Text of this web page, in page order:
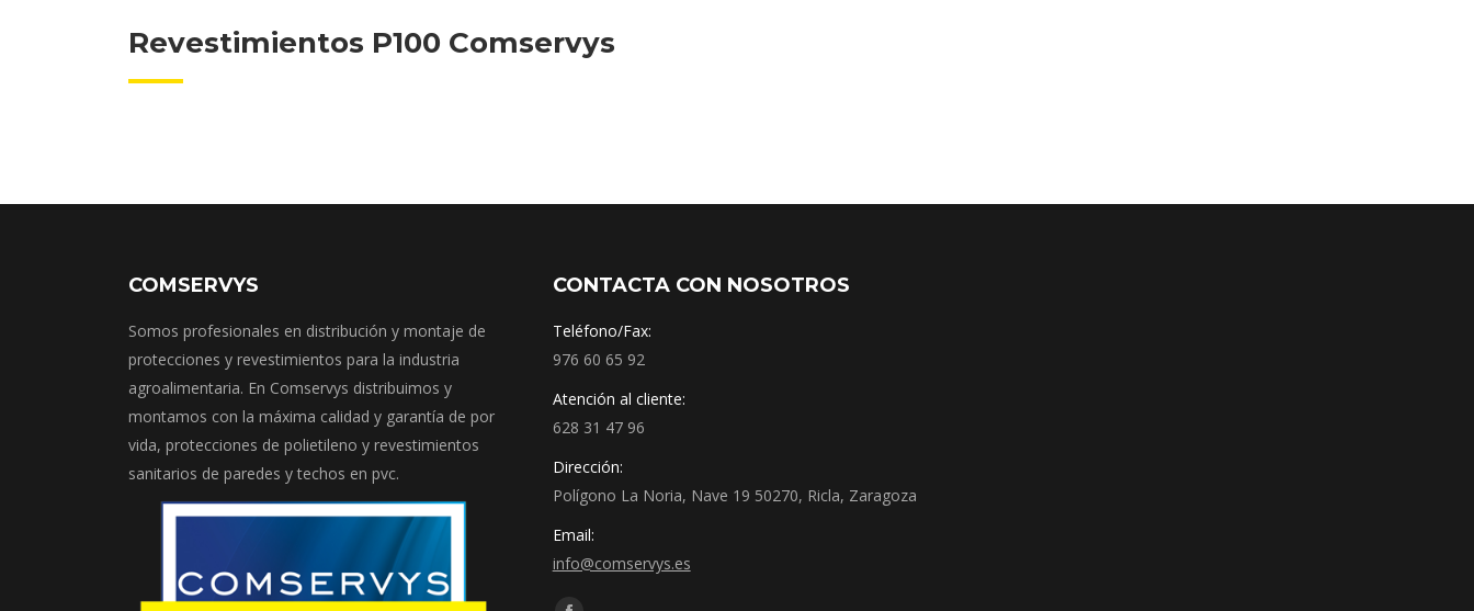
Revestimientos P100 Comservys
COMSERVYS
Somos profesionales en distribución y montaje de
protecciones y revestimientos para la industria
agroalimentaria. En Comservys distribuimos y
montamos con la máxima calidad y garantía de por
vida, protecciones de polietileno y revestimientos
sanitarios de paredes y techos en pvc.
CONTACTA CON NOSOTROS
Teléfono/Fax:
976 60 65 92
Atención al cliente:
628 31 47 96
Dirección:
Polígono La Noria, Nave 19 50270, Ricla, Zaragoza
Email:
info@comservys.es